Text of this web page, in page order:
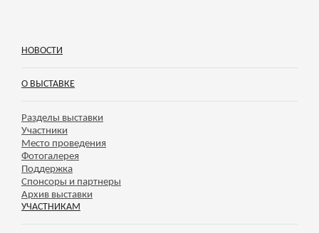
НОВОСТИ
О ВЫСТАВКЕ
Разделы выставки
Участники
Место проведения
Фотогалерея
Поддержка
Спонсоры и партнеры
Архив выставки
УЧАСТНИКАМ